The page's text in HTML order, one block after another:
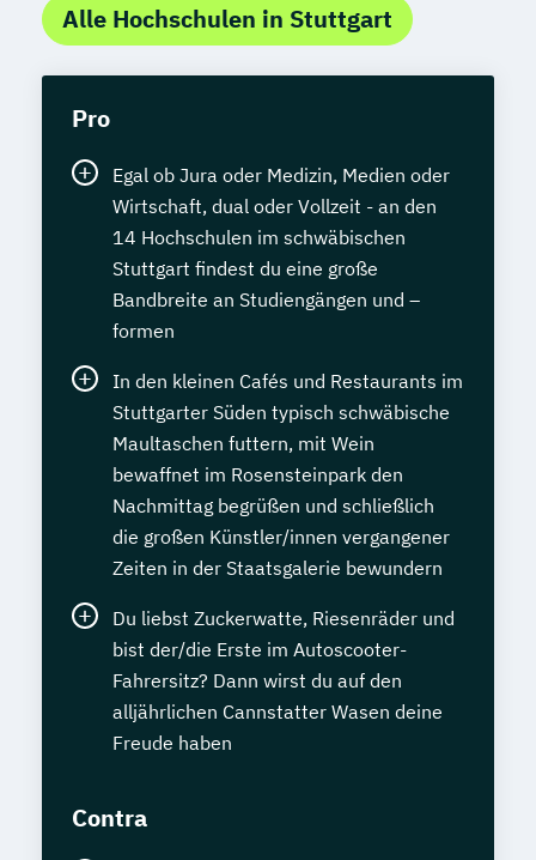
Alle Hochschulen in Stuttgart
Pro
Egal ob Jura oder Medizin, Medien oder
Wirtschaft, dual oder Vollzeit - an den
14 Hochschulen im schwäbischen
Stuttgart findest du eine große
Bandbreite an Studiengängen und –
formen
In den kleinen Cafés und Restaurants im
Stuttgarter Süden typisch schwäbische
Maultaschen futtern, mit Wein
bewaffnet im Rosensteinpark den
Nachmittag begrüßen und schließlich
die großen Künstler/innen vergangener
Zeiten in der Staatsgalerie bewundern
Du liebst Zuckerwatte, Riesenräder und
bist der/die Erste im Autoscooter-
Fahrersitz? Dann wirst du auf den
alljährlichen Cannstatter Wasen deine
Freude haben
Contra